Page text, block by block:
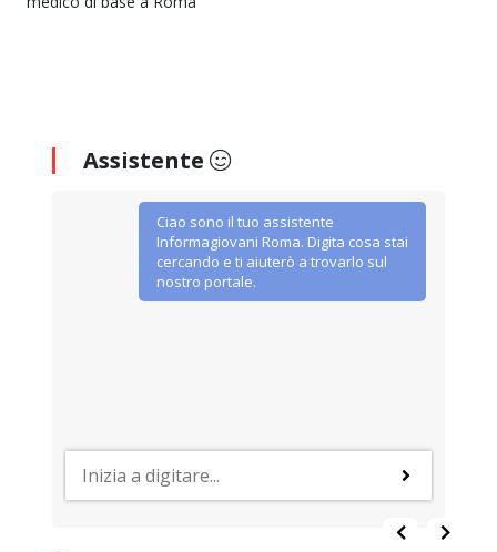
Assistente
Ciao sono il tuo assistente
Informagiovani Roma. Digita cosa stai
cercando e ti aiuterò a trovarlo sul
nostro portale.